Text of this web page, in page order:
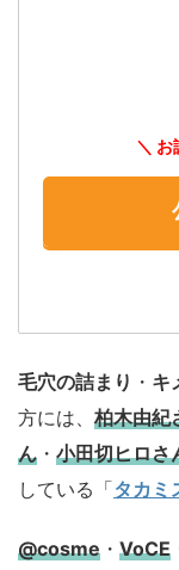
＼ お
毛穴の詰まり ・ キ
方には、 柏木由紀
ん ・ 小田切ヒロさ
している「タカミ
@cosme ・ VoCE